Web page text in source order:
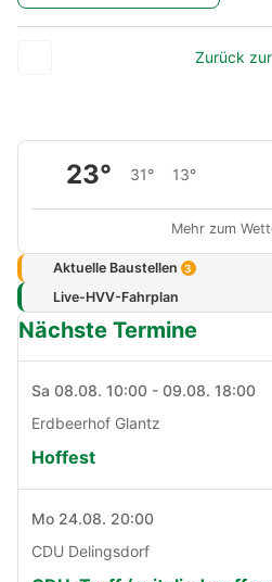
Zurück
23° 31° 13°
Mehr zum
Aktuelle Baustellen 3
Live-HVV-Fahrplan
Nächste Termine
Sa 08.08. 10:00 - 09.08. 18:00
Erdbeerhof Glantz
Hoffest
Mo 24.08. 20:00
CDU Delingsdorf